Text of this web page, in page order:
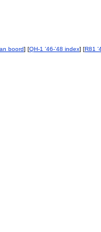
boord] [QH-1 '46-'48 index] [R81